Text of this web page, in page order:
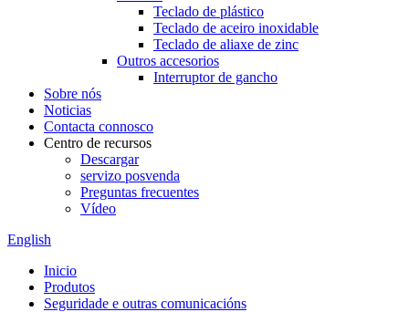
Teclado de plástico
Teclado de aceiro inoxidable
Teclado de aliaxe de zinc
Outros accesorios
Interruptor de gancho
Sobre nós
Noticias
Contacta connosco
Centro de recursos
Descargar
servizo posvenda
Preguntas frecuentes
Vídeo
English
Inicio
Produtos
Seguridade e outras comunicacións